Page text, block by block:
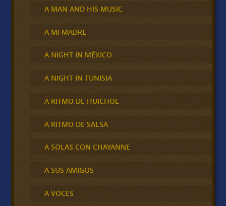
A MAN AND HIS MUSIC
A MI MADRE
A NIGHT IN MÉXICO
A NIGHT IN TUNISIA
A RITMO DE HUICHOL
A RITMO DE SALSA
A SOLAS CON CHAYANNE
A SUS AMIGOS
A VOCES